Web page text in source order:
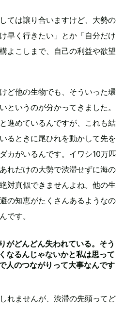
ては譲り合いますけど、大勢の
早く行きたい」とか「自分だけ
よこしまで、自己の利益や欲望
ど他の生物でも、そういった環
というのが分かってきました。
進めているんですが、これも結
るときに尾ひれを動かして先を
カがいるんです。イワシ10万匹
れだけの大勢で渋滞せずに海の
対真似できませんよね。他の生
の知恵がたくさんあるようなの
です。
がどんどん失われている。そう
なるんじゃないかと私は思って
人のつながりって大事なんです
れませんが、渋滞の先頭ってど